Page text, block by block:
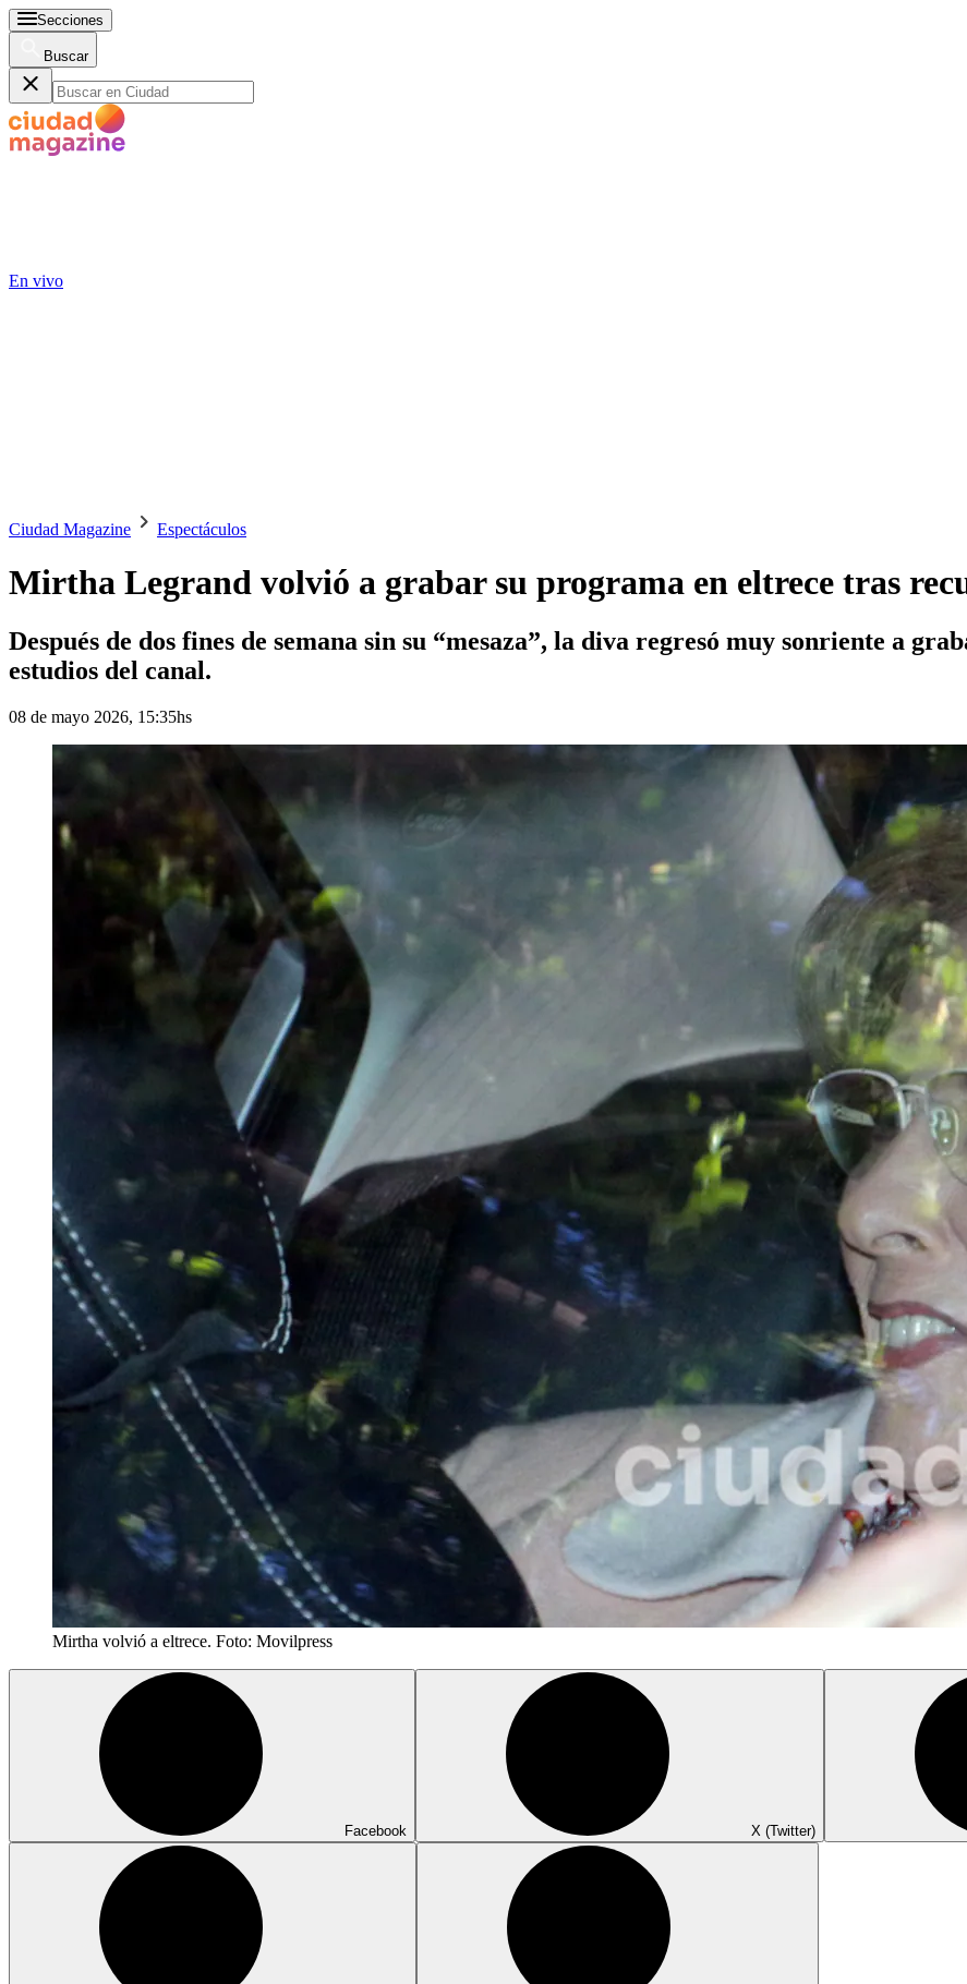
Secciones
Buscar
En vivo
Ciudad Magazine Espectáculos
Mirtha Legrand volvió a grabar su programa en eltrece tras
Después de dos fines de semana sin su “mesaza”, la diva regresó muy sonriente a
estudios del canal.
08 de mayo 2026, 15:35hs
Mirtha volvió a eltrece. Foto: Movilpress
Facebook X (Twitter)